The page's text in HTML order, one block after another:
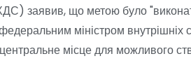
заявив, що метою було
міністром
місце для можливого